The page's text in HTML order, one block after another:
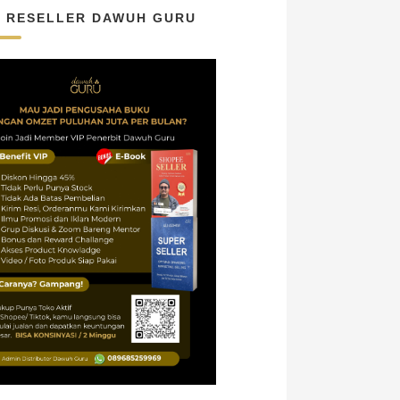
RESELLER DAWUH GURU